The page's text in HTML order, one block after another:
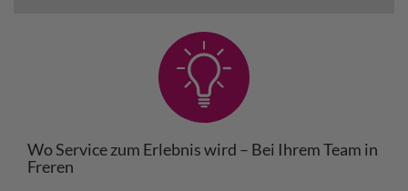
Wo Service zum Erlebnis wird – Bei Ihrem Team in
Freren